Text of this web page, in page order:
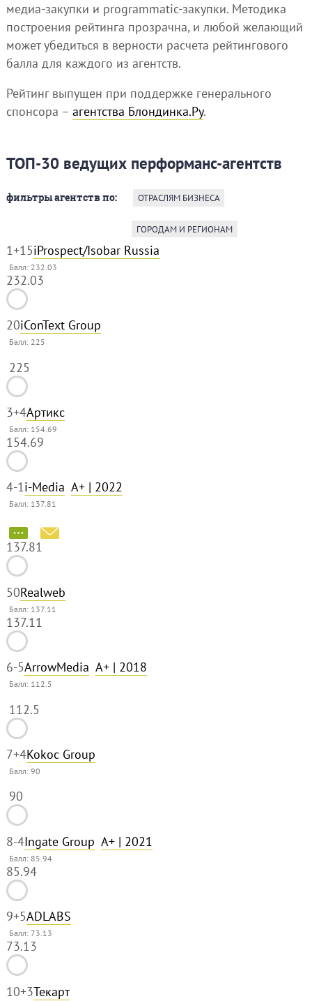
медиа-закупки и programmatic-закупки. Методика
построения рейтинга прозрачна, и любой желающий
может убедиться в верности расчета рейтингового
балла для каждого из агентств.
Рейтинг выпущен при поддержке генерального
спонсора – агентства Блондинка.Ру.
ТОП-30 ведущих перформанс-агентств
фильтры агентств по: ОТРАСЛЯМ БИЗНЕСА
ГОРОДАМ И РЕГИОНАМ
1+15iProspect/Isobar Russia
Балл: 232.03
232.03
20iConText Group
Балл: 225
225
3+4Артикс
Балл: 154.69
154.69
4-1i-Media A+| 2022
Балл: 137.81
137.81
50Realweb
Балл: 137.11
137.11
6-5ArrowMedia A+| 2018
Балл: 112.5
112.5
7+4Kokoc Group
Балл:90
90
8-4Ingate Group A+| 2021
Балл: 85.94
85.94
9+5ADLABS
Балл: 73.13
73.13
10+3Текарт